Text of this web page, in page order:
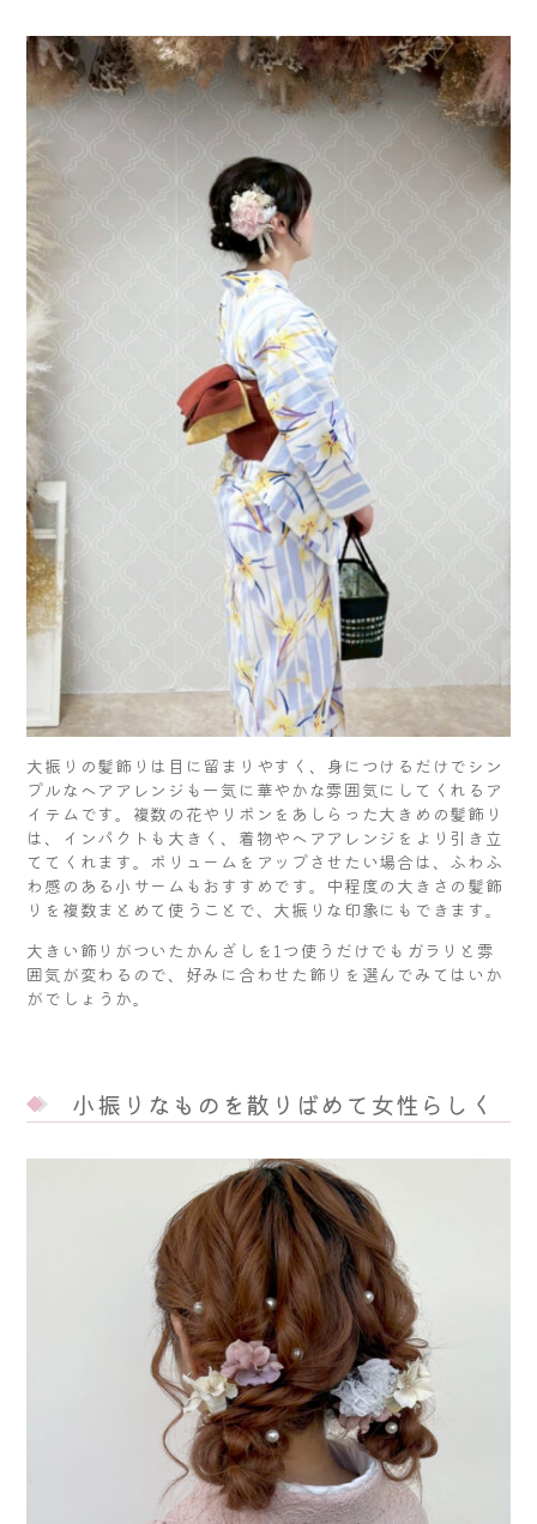
大振りの髪飾りは目に留まりやすく、身につけるだけでシン
プルなヘアアレンジも一気に華やかな雰囲気にしてくれるア
イテムです。複数の花やリボンをあしらった大きめの髪飾り
は、インパクトも大きく、着物やヘアアレンジをより引き立
ててくれます。ボリュームをアップさせたい場合は、ふわふ
わ感のある小サームもおすすめです。中程度の大きさの髪飾
りを複数まとめて使うことで、大振りな印象にもできます。
大きい飾りがついたかんざしを1つ使うだけでもガラリと雰
囲気が変わるので、好みに合わせた飾りを選んでみてはいか
がでしょうか。
小振りなものを散りばめて女性らしく